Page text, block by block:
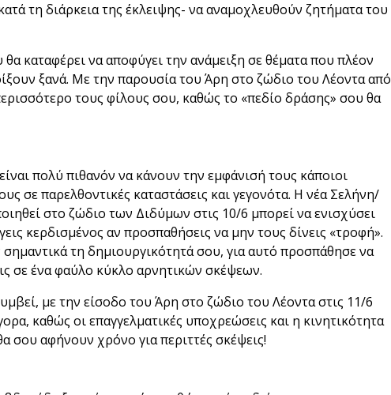
τη διάρκεια της έκλειψης- να αναμοχλευθούν ζητήματα του
θα καταφέρει να αποφύγει την ανάμειξη σε θέματα που πλέον
ξανά. Με την παρουσία του Άρη στο ζώδιο του Λέοντα από
τους φίλους σου, καθώς το «πεδίο δράσης» σου θα
πολύ πιθανόν να κάνουν την εμφάνισή τους κάποιοι
σε παρελθοντικές καταστάσεις και γεγονότα. Η νέα Σελήνη/
στο ζώδιο των Διδύμων στις 10/6 μπορεί να ενισχύσει
κερδισμένος αν προσπαθήσεις να μην τους δίνεις «τροφή».
τη δημιουργικότητά σου, για αυτό προσπάθησε να
σε ένα φαύλο κύκλο αρνητικών σκέψεων.
με την είσοδο του Άρη στο ζώδιο του Λέοντα στις 11/6
καθώς οι επαγγελματικές υποχρεώσεις και η κινητικότητα
σου αφήνουν χρόνο για περιττές σκέψεις!